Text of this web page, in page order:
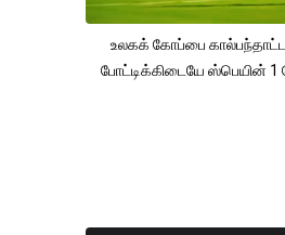
உலகக் கோப்பை கால்பந்தாட்ட
போட்டிக்கிடையே ஸ்பெயின் 1